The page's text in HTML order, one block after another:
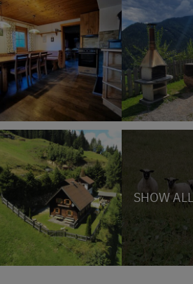
SHOW